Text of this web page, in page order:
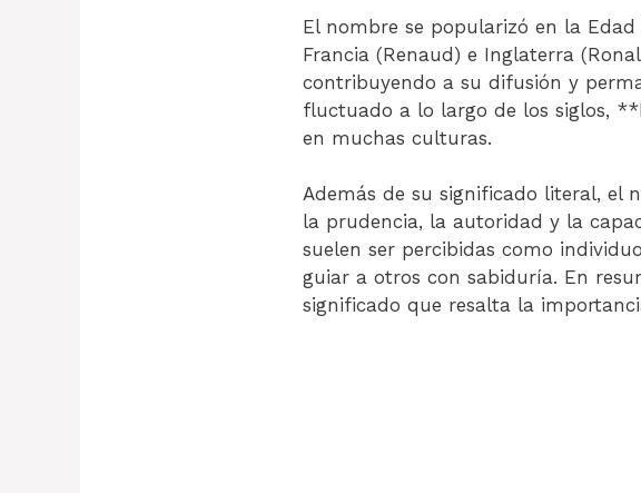
El nombre se popularizó en la
Francia (Renaud) e Inglaterra
contribuyendo a su difusión y
fluctuado a lo largo de los siglos,
en muchas culturas.
Además de su significado literal, el
la prudencia, la autoridad y la
suelen ser percibidas como
guiar a otros con sabiduría. En
significado que resalta la